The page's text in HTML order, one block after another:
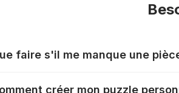
faire s'il me manque une
créer mon puzzle